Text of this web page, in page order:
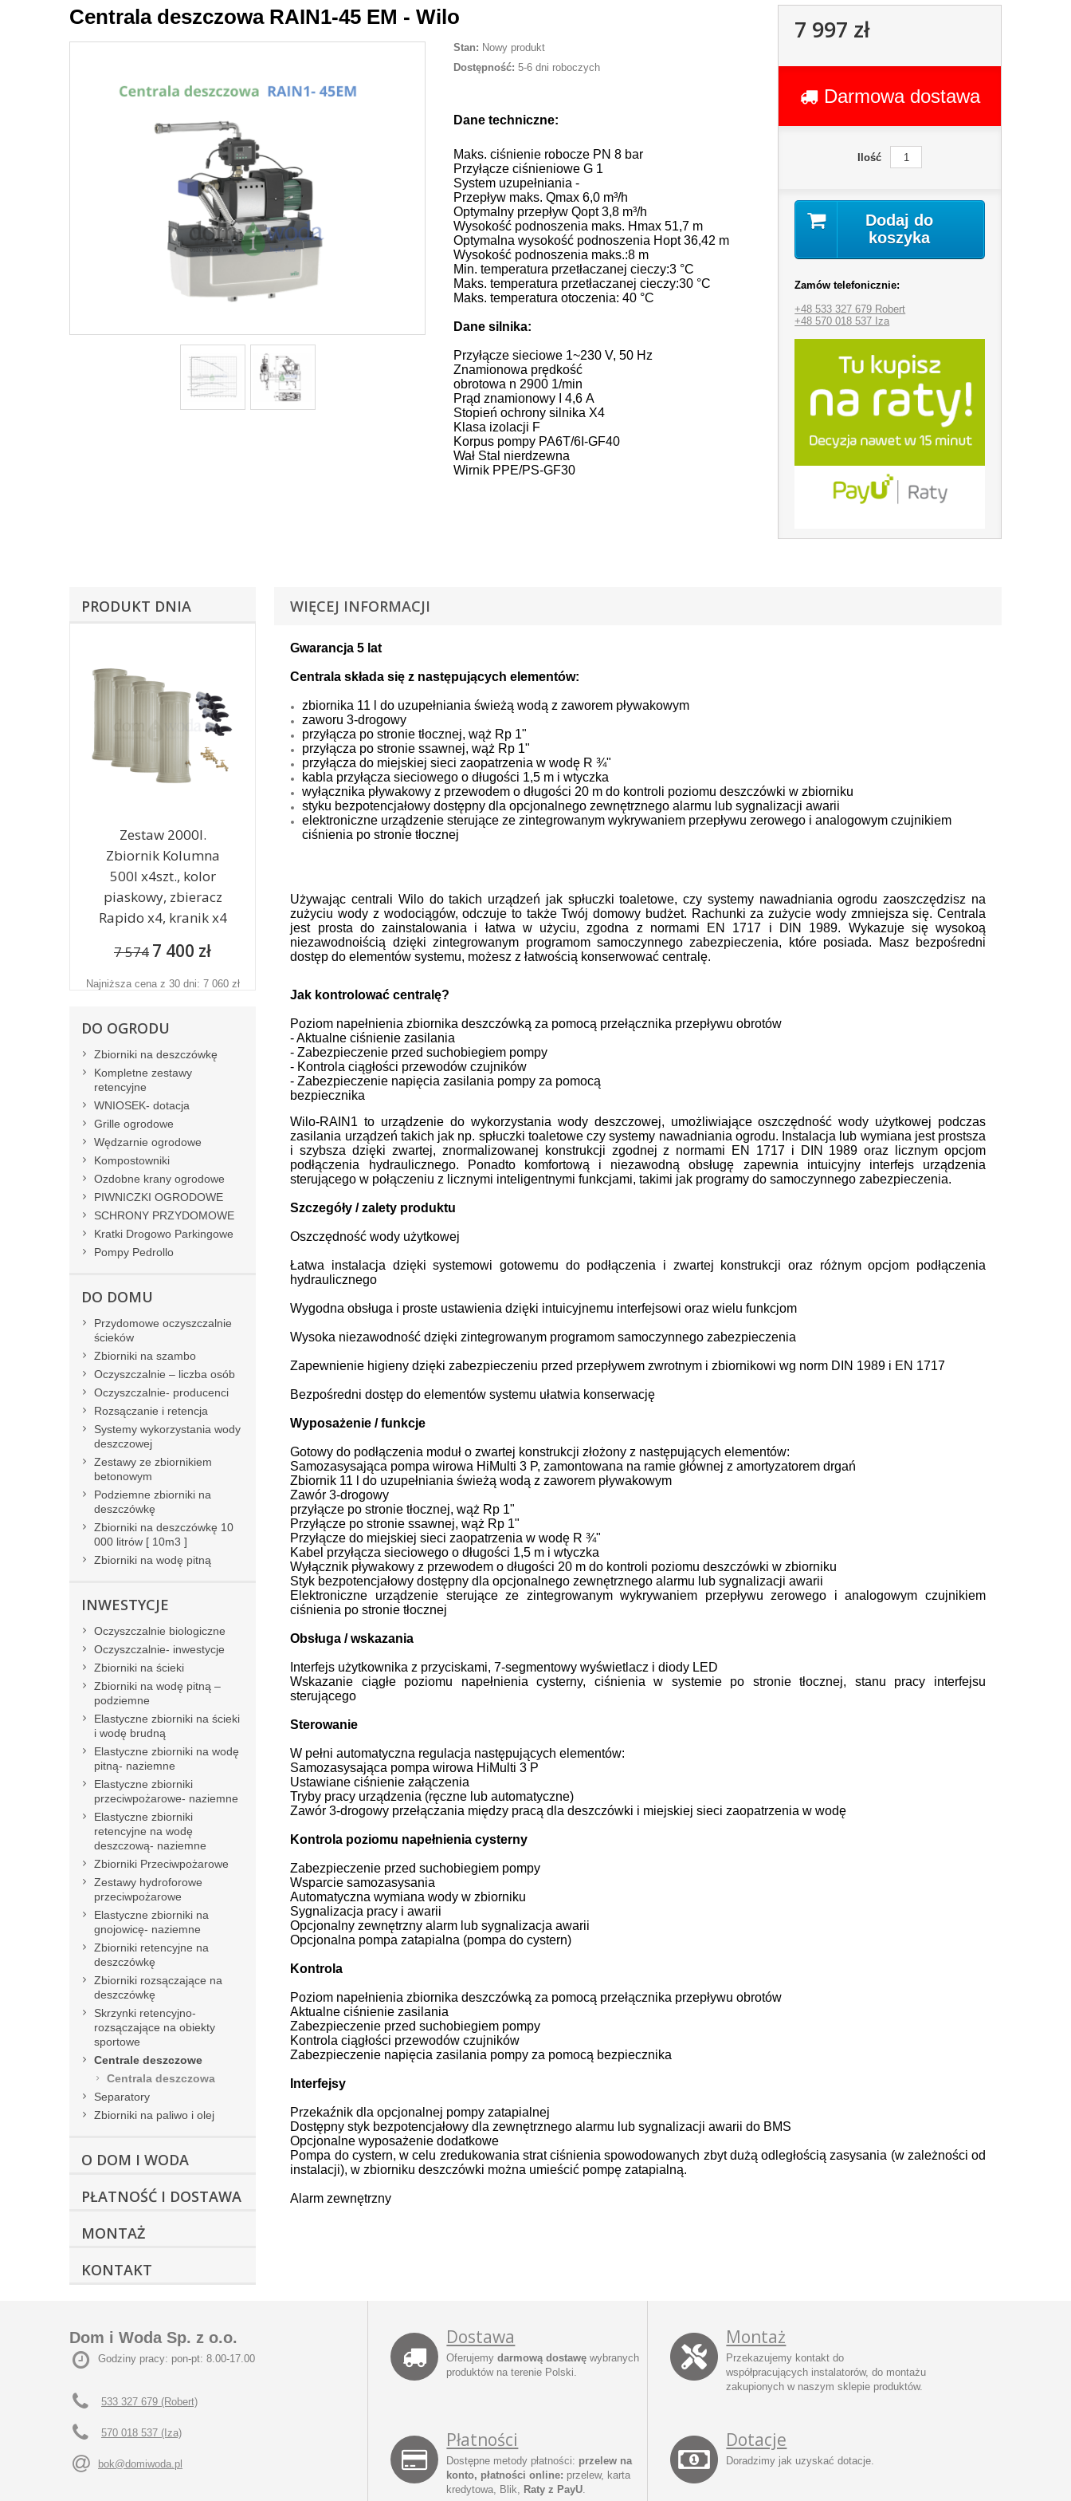
Centrala deszczowa RAIN1-45 EM - Wilo
Stan: Nowy produkt
Dostępność: 5-6 dni roboczych
Dane techniczne:
Maks. ciśnienie robocze PN 8 bar
Przyłącze ciśnieniowe G 1
System uzupełniania -
Przepływ maks. Qmax 6,0 m³/h
Optymalny przepływ Qopt 3,8 m³/h
Wysokość podnoszenia maks. Hmax 51,7 m
Optymalna wysokość podnoszenia Hopt 36,42 m
Wysokość podnoszenia maks.:8 m
Min. temperatura przetłaczanej cieczy:3 °C
Maks. temperatura przetłaczanej cieczy:30 °C
Maks. temperatura otoczenia: 40 °C
Dane silnika:
Przyłącze sieciowe 1~230 V, 50 Hz
Znamionowa prędkość
obrotowa n 2900 1/min
Prąd znamionowy I 4,6 A
Stopień ochrony silnika X4
Klasa izolacji F
Korpus pompy PA6T/6I-GF40
Wał Stal nierdzewna
Wirnik PPE/PS-GF30
7 997 zł
Darmowa dostawa
Ilość
Dodaj do
koszyka
Zamów telefonicznie:
+48 533 327 679 Robert
+48 570 018 537 Iza
WIĘCEJ INFORMACJI
Gwarancja 5 lat
Centrala składa się z następujących elementów:
zbiornika 11 l do uzupełniania świeżą wodą z zaworem pływakowym
zaworu 3-drogowy
przyłącza po stronie tłocznej, wąż Rp 1"
przyłącza po stronie ssawnej, wąż Rp 1"
przyłącza do miejskiej sieci zaopatrzenia w wodę R ¾"
kabla przyłącza sieciowego o długości 1,5 m i wtyczka
wyłącznika pływakowy z przewodem o długości 20 m do kontroli poziomu deszczówki w zbiorniku
styku bezpotencjałowy dostępny dla opcjonalnegozewnętrznego alarmu lub sygnalizacji awarii
elektroniczne urządzenie sterujące ze zintegrowanymwykrywaniem przepływu zerowego i analogowymczujnikiem
ciśnienia po stronie tłocznej
Używając centrali Wilo do takich urządzeń jak spłuczki toaletowe, czy systemy nawadniania ogrodu zaoszczędzisz na
zużyciu wody z wodociągów, odczuje to także Twój domowy budżet. Rachunki za zużycie wody zmniejsza się. Centrala
jest prosta do zainstalowania i łatwa w użyciu, zgodna z normami
EN 1717 i DIN
1989. Wykazuje się wysokoą
niezawodnoiścią dzięki zintegrowanym programom samoczynnego zabezpieczenia, które posiada. Masz bezpośredni
dostęp do elementów systemu, możesz z łatwością konserwować centralę.
Jak kontrolować centralę?
Poziom napełnienia zbiornika deszczówką za pomocą przełącznika przepływu obrotów
- Aktualne ciśnienie zasilania
- Zabezpieczenie przed suchobiegiem pompy
- Kontrola ciągłości przewodów czujników
- Zabezpieczenie napięcia zasilania pompy za pomocą
bezpiecznika
Wilo-RAIN1 to urządzenie do wykorzystania wody deszczowej, umożliwiające oszczędność wody użytkowej podczas
zasilania urządzeń takich jak np. spłuczki toaletowe czy systemy nawadniania ogrodu. Instalacja lub wymiana jest prostsza
i szybsza dzięki zwartej, znormalizowanej konstrukcji zgodnej z normami EN 1717 i DIN 1989 oraz licznym opcjom
podłączenia hydraulicznego. Ponadto komfortową i niezawodną obsługę zapewnia intuicyjny interfejs urządzenia
sterującego w połączeniu z licznymi inteligentnymi funkcjami, takimi jak programy do samoczynnego zabezpieczenia.
Szczegóły / zalety produktu
Oszczędność wody użytkowej
Łatwa instalacja dzięki systemowi gotowemu do podłączenia i zwartej konstrukcji oraz różnym opcjom podłączenia
hydraulicznego
Wygodna obsługa i proste ustawienia dzięki intuicyjnemu interfejsowi oraz wielu funkcjom
Wysoka niezawodność dzięki zintegrowanym programom samoczynnego zabezpieczenia
Zapewnienie higieny dzięki zabezpieczeniu przed przepływem zwrotnym i zbiornikowi wg norm DIN 1989 i EN 1717
Bezpośredni dostęp do elementów systemu ułatwia konserwację
Wyposażenie / funkcje
Gotowy do podłączenia moduł o zwartej konstrukcji złożony z następujących elementów:
Samozasysająca pompa wirowa HiMulti 3 P, zamontowana na ramie głównej z amortyzatorem drgań
Zbiornik 11 l do uzupełniania świeżą wodą z zaworem pływakowym
Zawór 3-drogowy
przyłącze po stronie tłocznej, wąż Rp 1"
Przyłącze po stronie ssawnej, wąż Rp 1"
Przyłącze do miejskiej sieci zaopatrzenia w wodę R ¾"
Kabel przyłącza sieciowego o długości 1,5 m i wtyczka
Wyłącznik pływakowy z przewodem o długości 20 m do kontroli poziomu deszczówki w zbiorniku
Styk bezpotencjałowy dostępny dla opcjonalnego zewnętrznego alarmu lub sygnalizacji awarii
Elektroniczne urządzenie sterujące ze zintegrowanym wykrywaniem przepływu zerowego i analogowym czujnikiem
ciśnienia po stronie tłocznej
Obsługa / wskazania
Interfejs użytkownika z przyciskami, 7-segmentowy wyświetlacz i diody LED
Wskazanie ciągłe poziomu napełnienia cysterny, ciśnienia w systemie po stronie tłocznej, stanu pracy interfejsu
sterującego
Sterowanie
W pełni automatyczna regulacja następujących elementów:
Samozasysająca pompa wirowa HiMulti 3 P
Ustawiane ciśnienie załączenia
Tryby pracy urządzenia (ręczne lub automatyczne)
Zawór 3-drogowy przełączania między pracą dla deszczówki i miejskiej sieci zaopatrzenia w wodę
Kontrola poziomu napełnienia cysterny
Zabezpieczenie przed suchobiegiem pompy
Wsparcie samozasysania
Automatyczna wymiana wody w zbiorniku
Sygnalizacja pracy i awarii
Opcjonalny zewnętrzny alarm lub sygnalizacja awarii
Opcjonalna pompa zatapialna (pompa do cystern)
Kontrola
Poziom napełnienia zbiornika deszczówką za pomocą przełącznika przepływu obrotów
Aktualne ciśnienie zasilania
Zabezpieczenie przed suchobiegiem pompy
Kontrola ciągłości przewodów czujników
Zabezpieczenie napięcia zasilania pompy za pomocą bezpiecznika
Interfejsy
Przekaźnik dla opcjonalnej pompy zatapialnej
Dostępny styk bezpotencjałowy dla zewnętrznego alarmu lub sygnalizacji awarii do BMS
Opcjonalne wyposażenie dodatkowe
Pompa do cystern, w celu zredukowania strat ciśnienia spowodowanych zbyt dużą odległością zasysania (w zależności od
instalacji), w zbiorniku deszczówki można umieścić pompę zatapialną.
Alarm zewnętrzny
PRODUKT DNIA
Zestaw 2000l.
Zbiornik Kolumna
500l x4szt., kolor
piaskowy, zbieracz
Rapido x4, kranik x4
7 574 7 400 zł
Najniższa cena z 30 dni: 7 060 zł
DO OGRODU
Zbiorniki na deszczówkę
Kompletne zestawy
retencyjne
WNIOSEK- dotacja
Grille ogrodowe
Wędzarnie ogrodowe
Kompostowniki
Ozdobne krany ogrodowe
PIWNICZKI OGRODOWE
SCHRONY PRZYDOMOWE
Kratki Drogowo Parkingowe
Pompy Pedrollo
DO DOMU
Przydomowe oczyszczalnie
ścieków
Zbiorniki na szambo
Oczyszczalnie – liczba osób
Oczyszczalnie- producenci
Rozsączanie i retencja
Systemy wykorzystania wody
deszczowej
Zestawy ze zbiornikiem
betonowym
Podziemne zbiorniki na
deszczówkę
Zbiorniki na deszczówkę 10
000 litrów [ 10m3 ]
Zbiorniki na wodę pitną
INWESTYCJE
Oczyszczalnie biologiczne
Oczyszczalnie- inwestycje
Zbiorniki na ścieki
Zbiorniki na wodę pitną –
podziemne
Elastyczne zbiorniki na ścieki
i wodę brudną
Elastyczne zbiorniki na wodę
pitną- naziemne
Elastyczne zbiorniki
przeciwpożarowe- naziemne
Elastyczne zbiorniki
retencyjne na wodę
deszczową- naziemne
Zbiorniki Przeciwpożarowe
Zestawy hydroforowe
przeciwpożarowe
Elastyczne zbiorniki na
gnojowicę- naziemne
Zbiorniki retencyjne na
deszczówkę
Zbiorniki rozsączające na
deszczówkę
Skrzynki retencyjno-
rozsączające na obiekty
sportowe
Centrale deszczowe
Centrala deszczowa
Separatory
Zbiorniki na paliwo i olej
O DOM I WODA
PŁATNOŚĆ I DOSTAWA
MONTAŻ
KONTAKT
Dom i Woda Sp. z o.o.
Godziny pracy: pon-pt: 8.00-17.00
533 327 679 (Robert)
570 018 537 (Iza)
bok@domiwoda.pl
Dostawa
Oferujemydarmową dostawę wybranych
produktów na terenie Polski.
Płatności
Dostępne metody płatności: przelew na
konto, płatności online: przelew, karta
kredytowa, Blik, Raty z PayU.
Montaż
Przekazujemy kontakt do
współpracujących instalatorów, do montażu
zakupionych w naszym sklepie produktów.
Dotacje
Doradzimy jak uzyskać dotacje.